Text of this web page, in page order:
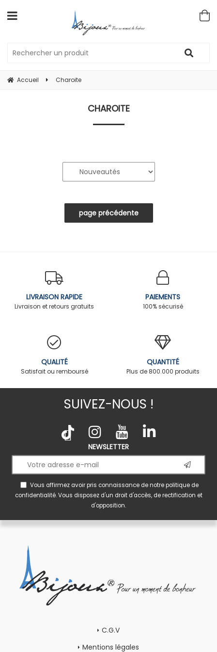
Accueil Charoite
CHAROITE
LIVRAISON RAPIDE
Livraison et retours gratuits
PAIEMENTS
100% sécurisé
QUALITÉ
Satisfait ou remboursé
QUANTITÉ
Plus de 800.000 produits
SUIVEZ-NOUS !
NEWSLETTER
Vous affirmez avoir pris connaissance de notrepolitique de
confidentialité. Vous disposez d'un droit d'accès, de rectification et
d'opposition.
C.G.V
Mentions légales